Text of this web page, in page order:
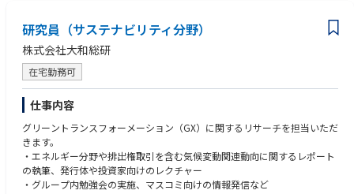
ご入社後半年～1年程度は基本的なコンサルワークを身に着けていただく
ため、LTSメンバのいるプロジェクトで経験を積んでいただきます。半年〜
2・3年を目安にプロジェクト内の個人に割り振られた領域において、タス
クの計画、実行、クロージングを完遂していただきます。2・3年目以降を
目安に、コンサルタントとして複数のプロジェクトを経験しながら、小規
模チームのリード等を経験し、マネージャーとしてチームを率いる役割を
（ご経験やスキルによってその方に最適と考えられるフォロー・アサイン
を行います。）
え、自律思考型AIの音声応対ソリューション『X-Ghost（クロスゴース
ト）』の正式提供を開始しました。（2025年11月）
自律思考型 企業向けAIエージェントのサービス開発／提供とともに、業務
に組み込んでいく際に必要となるAI時代に適した「業務刷新の戦略／ロー
ドマップの策定、生成AI ReadyなKPIの設計・データモデルの設計、組織
■ナレッジ伴走型AIオペレーター 『X-Boost（クロスブースト）』
金融、小売り／サービス、製造業を中心としたコンタクトセンターなどの
問い合わせ業務において複雑なB to B to Cの照会応答業務の効率化を目的
とした、生成AI SaaSプラットフォームです。
・複数関係者との調整に苦手意識のない方
・全体目標を理解した上で、現実的なアクションを想定し、実践できる方
・自律自走ができる方
・ヘルスケア／医療領域の現場課題解決に意欲のある方
・社会への貢献意欲が高い方
・スタートアップでのキャリアへの意向が強い方
研究員（サステナビリティ分野）
株式会社大和総研
在宅勤務可
仕事内容
グリーントランスフォーメーション（GX）に関するリサーチを担当いただ
きます。
・エネルギー分野や排出権取引を含む気候変動関連動向に関するレポート
の執筆、発行体や投資家向けのレクチャー
・グループ内勉強会の実施、マスコミ向けの情報発信など